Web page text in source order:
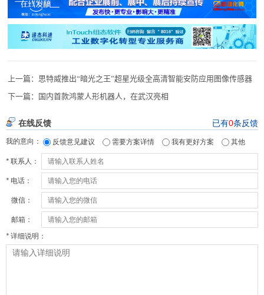
上一篇： 思特威推出“暗光之王”超星光级全高清智能安防应用图像传感器
下一篇：
国内首款鸿蒙人形机器人，在武汉亮相